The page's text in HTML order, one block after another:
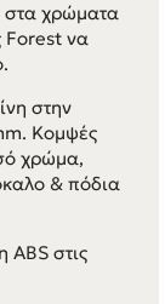
στα χρώματα
Forest να
στην
Κομψές
χρώμα,
& πόδια
ABS στις